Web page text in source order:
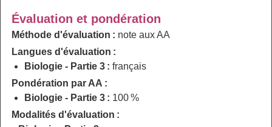
Évaluation et pondération
Méthode d'évaluation : note aux AA
Langues d'évaluation :
Biologie - Partie 3 :français
Pondération par AA :
Biologie - Partie 3 : 100 %
Modalités d'évaluation :